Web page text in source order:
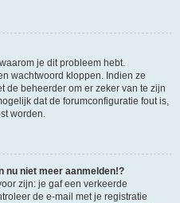
je dit probleem hebt.
wachtwoord kloppen. Indien ze
de beheerder om er zeker van te zijn
dat de forumconfiguratie fout is,
worden.
nu niet meer aanmelden!?
zijn: je gaf een verkeerde
de e-mail met je registratie